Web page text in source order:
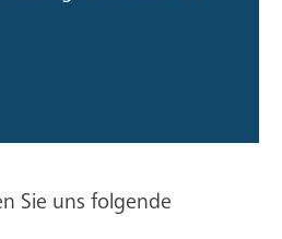
Sie uns folgende